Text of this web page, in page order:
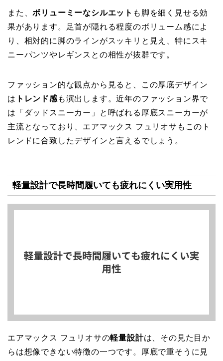
また、ボリューミーなシルエット も脚を細く見せる効
果があります。足首が隠れる程度のボリューム感によ
り、相対的に脚のラインがスッキリと見え、特にスキ
ニーパンツやレギンスとの相性が抜群です。
ファッション的な観点から見ると、この厚底デザイン
は トレンド感 も演出します。近年のファッション界で
は「ダッドスニーカー」と呼ばれる厚底スニーカーが
主流となっており、エアマックス フュリオサもこのト
レンドに合致したデザインと言えるでしょう。
軽量設計で長時間履いても疲れにくい実用性
エアマックス フュリオサの軽量設計は、その見た目か
らは想像できない特徴の一つです。厚底で重そうに見